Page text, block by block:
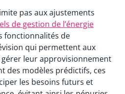
pas aux ajustements
de gestion de l’énergie
fonctionnalités de
qui permettent aux
leur approvisionnement
des modèles prédictifs, ces
les besoins futurs et